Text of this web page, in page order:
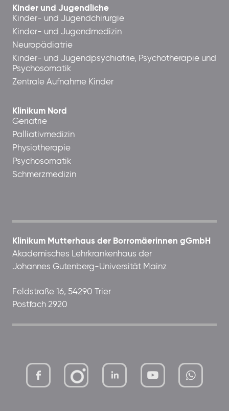
Kinder und Jugendliche
Kinder- und Jugendchirurgie
Kinder- und Jugendmedizin
Neuropädiatrie
Kinder- und Jugendpsychiatrie, Psychotherapie und
Psychosomatik
Zentrale Aufnahme Kinder
Klinikum Nord
Geriatrie
Palliativmedizin
Physiotherapie
Psychosomatik
Schmerzmedizin
Klinikum Mutterhaus der Borromäerinnen gGmbH
Akademisches Lehrkrankenhaus der
Johannes Gutenberg-Universität Mainz
Feldstraße 16, 54290 Trier
Postfach 2920
mutterhaus-xMBTtqOwC1KKBww